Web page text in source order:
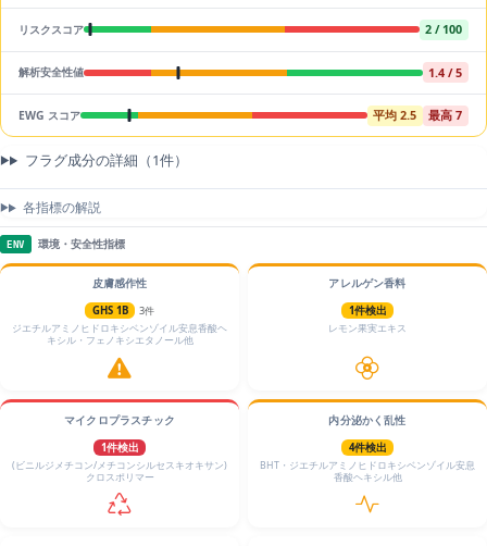
リスクスコア 2 / 100
解析安全性値 1.4 / 5
EWG スコア 平均 2.5 最高 7
フラグ成分の詳細（1件）
各指標の解説
ENV 環境・安全性指標
皮膚感作性
GHS 1B
3件
ジエチルアミノヒドロキシベンゾイル安息香酸ヘ
キシル・フェノキシエタノール他
アレルゲン香料
1件検出
レモン果実エキス
マイクロプラスチック
1件検出
(ビニルジメチコン/メチコンシルセスキオキサン)
クロスポリマー
内分泌かく乱性
4件検出
BHT・ジエチルアミノヒドロキシベンゾイル安息
香酸ヘキシル他